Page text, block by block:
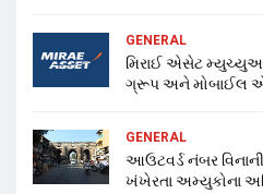
GENERAL
મિરાઈ એસેટ
ગ્રૂપ અને મોબાઈલ
GENERAL
આઉટવર્ડ નંબર
ખંખેરતા અમ્યુકોના